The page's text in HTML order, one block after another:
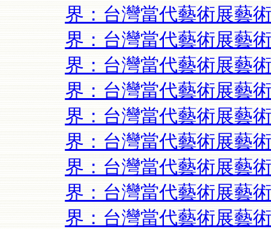
界：台灣當代藝術展藝
界：台灣當代藝術展藝
界：台灣當代藝術展藝
界：台灣當代藝術展藝
界：台灣當代藝術展藝
界：台灣當代藝術展藝
界：台灣當代藝術展藝
界：台灣當代藝術展藝
界：台灣當代藝術展藝